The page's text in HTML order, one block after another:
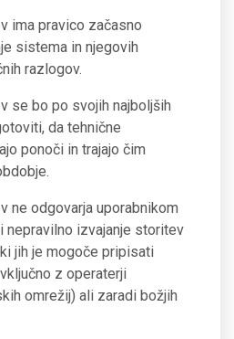
ima pravico začasno
sistema in njegovih
razlogov.
se bo po svojih najboljših
da tehnične
ponoči in trajajo čim
ne odgovarja uporabnikom
nepravilno izvajanje storitev
jih je mogoče pripisati
z operaterji
omrežij) ali zaradi božjih